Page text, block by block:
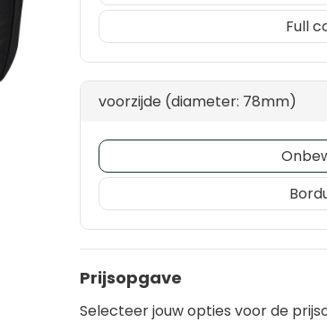
Full
voorzijde (diameter: 78mm)
Prijsopgave
Selecteer jouw opties voor de